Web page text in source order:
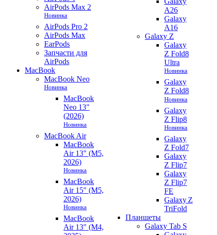
AirPods Max 2
Новинка
AirPods Pro 2
AirPods Max
EarPods
Запчасти для
AirPods
MacBook
MacBook Neo
Новинка
MacBook
Neo 13"
(2026)
Новинка
MacBook Air
MacBook
Air 13" (M5,
2026)
Новинка
MacBook
Air 15" (M5,
2026)
Новинка
MacBook
Air 13" (M4,
A26
Galaxy
A16
Galaxy Z
Galaxy
Z Fold8
Ultra
Новинка
Galaxy
Z Fold8
Новинка
Galaxy
Z Flip8
Новинка
Galaxy
Z Fold7
Galaxy
Z Flip7
Galaxy
Z Flip7
FE
Galaxy Z
TriFold
Планшеты
Galaxy Tab S